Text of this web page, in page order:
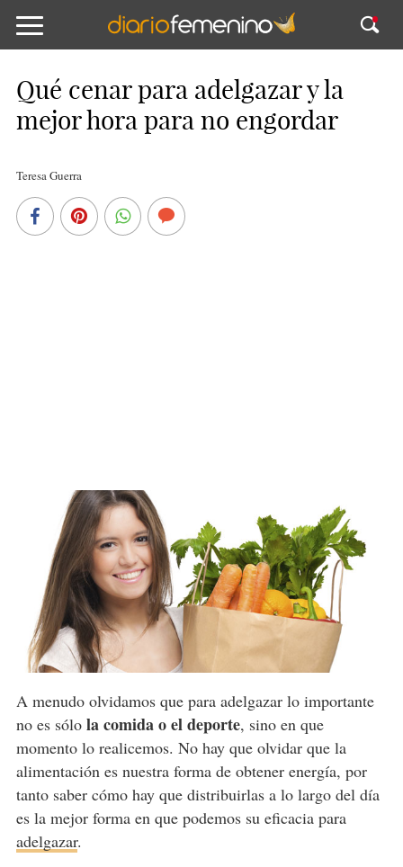
Qué cenar para adelgazar y la
mejor hora para no engordar
Teresa Guerra
A menudo olvidamos que para adelgazar lo importante
no es sólo la comida o el deporte, sino en que
momento lo realicemos. No hay que olvidar que la
alimentación es nuestra forma de obtener energía, por
tanto saber cómo hay que distribuirlas a lo largo del día
es la mejor forma en que podemos su eficacia para
adelgazar.